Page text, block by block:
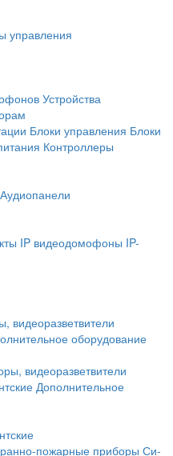
управления
Устройства
Блоки управления Блоки
Контроллеры
Аудиопанели
IP видеодомофоны IP-
видеоразветвители
оборудование
видеоразветвители
Дополнительное
пожарные приборы Си-